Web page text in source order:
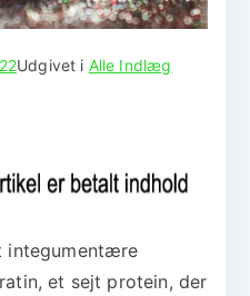
Udgivet i Alle Indlæg
integumentære
et sejt protein, der